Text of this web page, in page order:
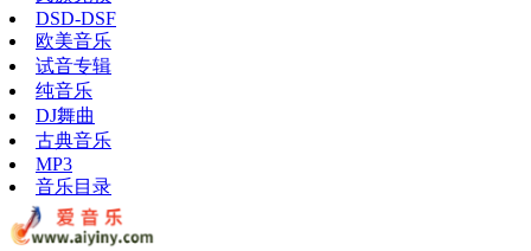
DSD-DSF
欧美音乐
试音专辑
纯音乐
DJ舞曲
古典音乐
MP3
音乐目录